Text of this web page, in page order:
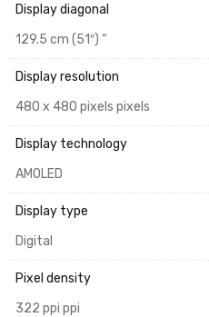
Display diagonal
129.5 cm (51″) “
Display resolution
480 x 480 pixels pixels
Display technology
AMOLED
Display type
Digital
Pixel density
322 ppi ppi